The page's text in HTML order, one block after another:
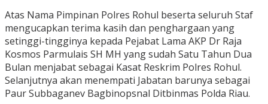
Atas Nama Pimpinan Polres Rohul beserta seluruh Staf
mengucapkan terima kasih dan penghargaan yang
setinggi-tingginya kepada Pejabat Lama AKP Dr Raja
Kosmos Parmulais SH MH yang sudah Satu Tahun Dua
Bulan menjabat sebagai Kasat Reskrim Polres Rohul.
Selanjutnya akan menempati Jabatan barunya sebagai
Paur Subbaganev Bagbinopsnal Ditbinmas Polda Riau.